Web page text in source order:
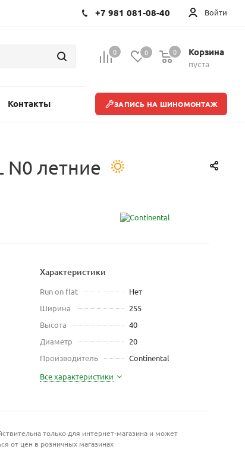
Войти
+7 981 081-08-40
0 0 Корзина
пуста
0
Контакты ЗАПИСЬ НА ШИНОМОНТАЖ
летние
Характеристики
Run on flat
Нет
Ширина
255
Высота
40
Диаметр
20
Производитель
Continental
Все характеристики
только для интернет-магазина и может
от цен в розничных магазинах